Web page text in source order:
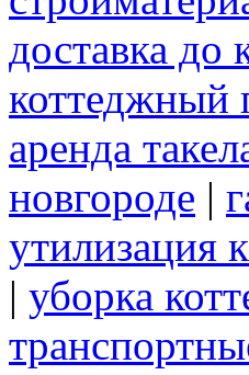
доставка до
коттеджный
аренда
новгороде |
утилизация
| уборка